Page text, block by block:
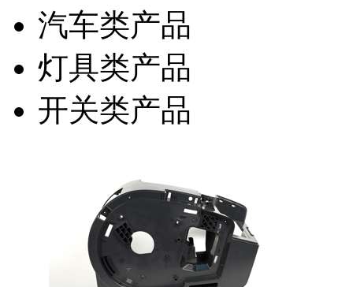
汽车类产品
灯具类产品
开关类产品